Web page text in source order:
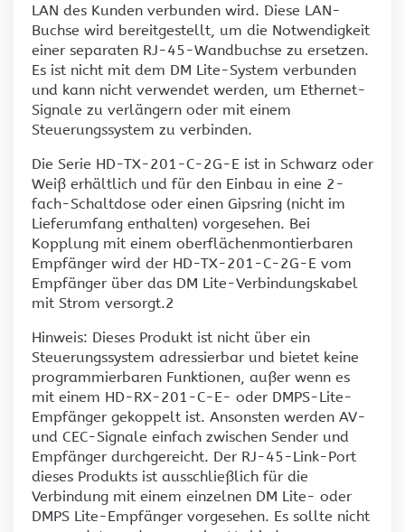
LAN des Kunden verbunden wird. Diese LAN-
Buchse wird bereitgestellt, um die Notwendigkeit
einer separaten RJ-45-Wandbuchse zu ersetzen.
Es ist nicht mit dem DM Lite-System verbunden
und kann nicht verwendet werden, um Ethernet-
Signale zu verlängern oder mit einem
Steuerungssystem zu verbinden.
Die Serie HD-TX-201-C-2G-E ist in Schwarz oder
Weiß erhältlich und für den Einbau in eine 2-
fach-Schaltdose oder einen Gipsring (nicht im
Lieferumfang enthalten) vorgesehen. Bei
Kopplung mit einem oberflächenmontierbaren
Empfänger wird der HD-TX-201-C-2G-E vom
Empfänger über das DM Lite-Verbindungskabel
mit Strom versorgt.2
Hinweis: Dieses Produkt ist nicht über ein
Steuerungssystem adressierbar und bietet keine
programmierbaren Funktionen, außer wenn es
mit einem HD-RX-201-C-E- oder DMPS-Lite-
Empfänger gekoppelt ist. Ansonsten werden AV-
und CEC-Signale einfach zwischen Sender und
Empfänger durchgereicht. Der RJ-45-Link-Port
dieses Produkts ist ausschließlich für die
Verbindung mit einem einzelnen DM Lite- oder
DMPS Lite-Empfänger vorgesehen. Es sollte nicht